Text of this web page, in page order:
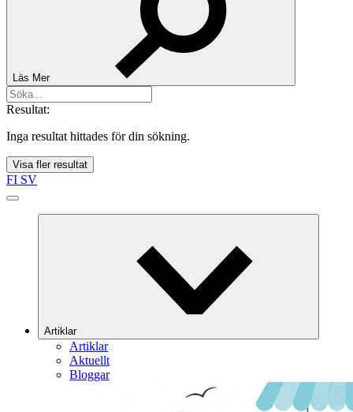
Läs Mer
Resultat:
Inga resultat hittades för din sökning.
Visa fler resultat
FI SV
Artiklar
Artiklar
Aktuellt
Bloggar